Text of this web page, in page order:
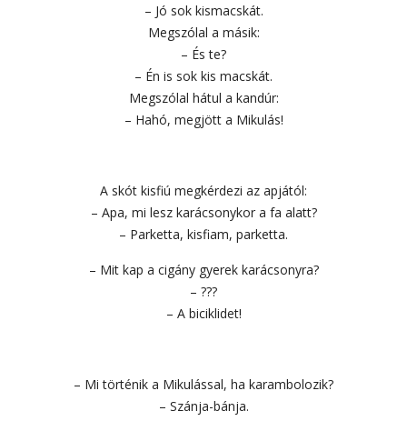
– Jó sok kismacskát.
Megszólal a másik:
– És te?
– Én is sok kis macskát.
Megszólal hátul a kandúr:
– Hahó, megjött a Mikulás!
A skót kisfiú megkérdezi az apjától:
– Apa, mi lesz karácsonykor a fa alatt?
– Parketta, kisfiam, parketta.
– Mit kap a cigány gyerek karácsonyra?
– ???
– A biciklidet!
– Mi történik a Mikulással, ha karambolozik?
– Szánja-bánja.